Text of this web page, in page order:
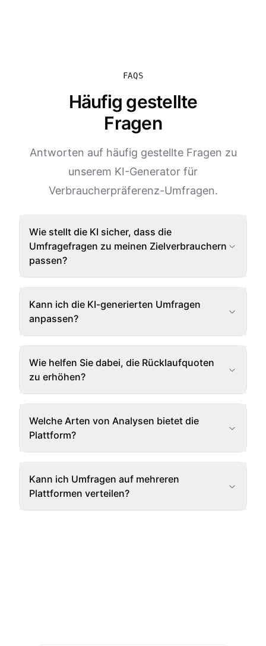
FAQS
Häufig gestellte
Fragen
Antworten auf häufig gestellte Fragen zu
unserem KI-Generator für
Verbraucherpräferenz-Umfragen.
Wie stellt die KI sicher, dass die
Umfragefragen zu meinen Zielverbrauchern
passen?
Kann ich die KI-generierten Umfragen
anpassen?
Wie helfen Sie dabei, die Rücklaufquoten
zu erhöhen?
Welche Arten von Analysen bietet die
Plattform?
Kann ich Umfragen auf mehreren
Plattformen verteilen?